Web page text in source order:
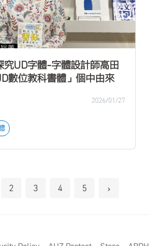
究UD字體-字體設計師高田
數位教科書體」個中由來
2026/01/27
2 3 4 5 ›